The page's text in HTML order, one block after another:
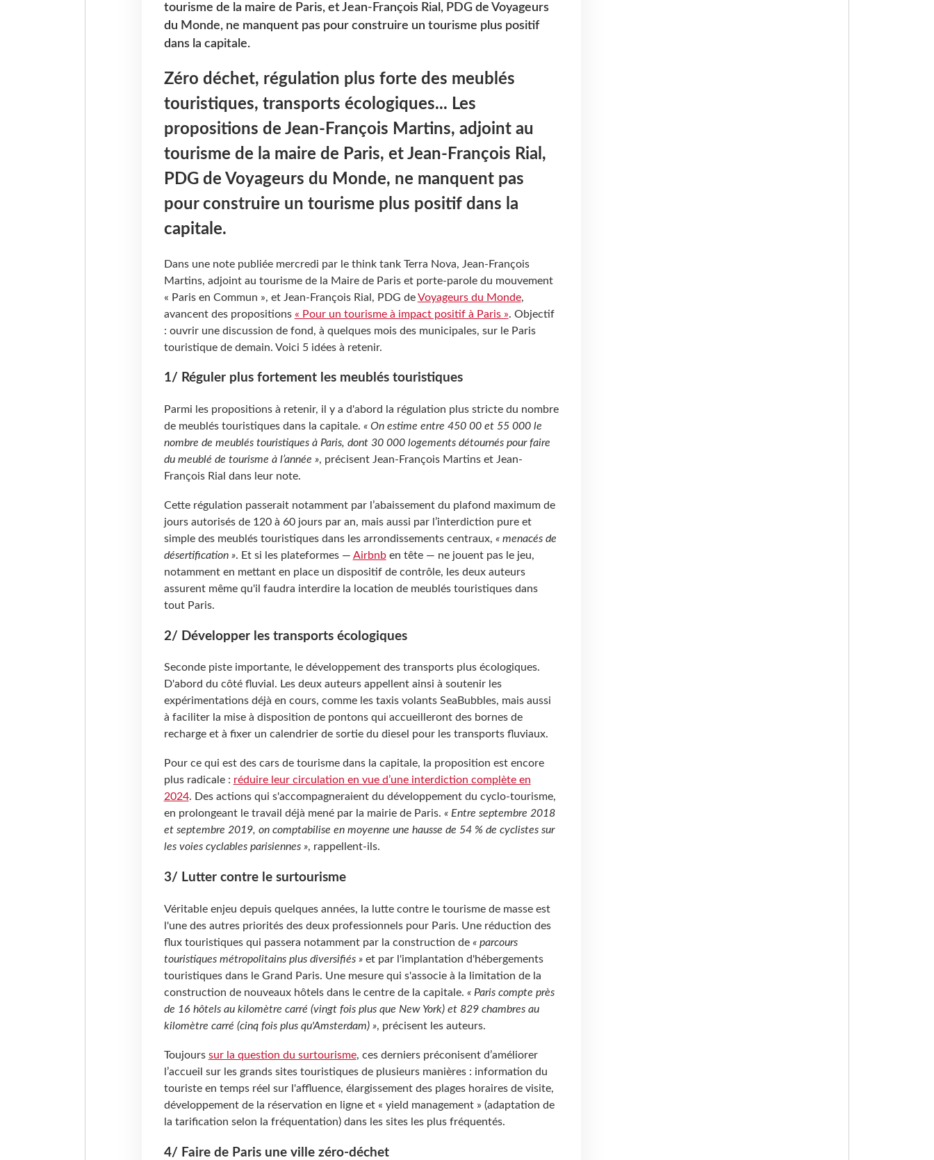
tourisme de la maire de Paris, et Jean-François Rial, PDG de Voyageurs
du Monde, ne manquent pas pour construire un tourisme plus positif
dans la capitale.
Zéro déchet, régulation plus forte des meublés
touristiques, transports écologiques... Les
propositions de Jean-François Martins, adjoint au
tourisme de la maire de Paris, et Jean-François Rial,
PDG de Voyageurs du Monde, ne manquent pas
pour construire un tourisme plus positif dans la
capitale.
Dans une note publiée mercredi par le think tank Terra Nova, Jean-François
Martins, adjoint au tourisme de la Maire de Paris et porte-parole du mouvement
« Paris en Commun », et Jean-François Rial, PDG deVoyageurs du Monde,
avancent des propositions « Pour un tourisme à impact positif à Paris ». Objectif
: ouvrir une discussion de fond, à quelques mois des municipales, sur le Paris
touristique de demain. Voici 5 idées à retenir.
1/ Réguler plus fortement les meublés touristiques
Parmi les propositions à retenir, il y a d'abord la régulation plus stricte du nombre
de meublés touristiques dans la capitale. « On estime entre 450 00 et 55 000 le
nombre de meublés touristiques à Paris, dont 30 000 logements détournés pour faire
du meublé de tourisme à l’année », précisent Jean-François Martins et Jean-
François Rial dans leur note.
Cette régulation passerait notamment par l’abaissement du plafond maximum de
jours autorisés de 120 à 60 jours par an, mais aussi par l’interdiction pure et
simple des meublés touristiques dans les arrondissements centraux, « menacés de
désertification ». Et si les plateformes — Airbnben tête — ne jouent pas le jeu,
notamment en mettant en place un dispositif de contrôle, les deux auteurs
assurent même qu'il faudra interdire la location de meublés touristiques dans
tout Paris.
2/ Développer les transports écologiques
Seconde piste importante, le développement des transports plus écologiques.
D'abord du côté fluvial. Les deux auteurs appellent ainsi à soutenir les
expérimentations déjà en cours, comme les taxis volants SeaBubbles, mais aussi
à faciliter la mise à disposition de pontons qui accueilleront des bornes de
recharge et à fixer un calendrier de sortie du diesel pour les transports fluviaux.
Pour ce qui est des cars de tourisme dans la capitale, la proposition est encore
plus radicale : réduire leur circulation en vue d’une interdiction complète en
2024. Des actions qui s'accompagneraient du développement du cyclo-tourisme,
en prolongeant le travail déjà mené par la mairie de Paris. « Entre septembre 2018
et septembre 2019, on comptabilise en moyenne une hausse de 54 % de cyclistes sur
les voies cyclables parisiennes », rappellent-ils.
3/ Lutter contre le surtourisme
Véritable enjeu depuis quelques années, la lutte contre le tourisme de masse est
l'une des autres priorités des deux professionnels pour Paris. Une réduction des
flux touristiques qui passera notamment par la construction de « parcours
touristiques métropolitains plus diversifiés »et par l'implantation d'hébergements
touristiques dans le Grand Paris. Une mesure qui s'associe à la limitation de la
construction de nouveaux hôtels dans le centre de la capitale. « Paris compte près
de 16 hôtels au kilomètre carré (vingt fois plus que New York) et 829 chambres au
kilomètre carré (cinq fois plus qu'Amsterdam) », précisent les auteurs.
Toujours sur la question du surtourisme, ces derniers préconisent d’améliorer
l’accueil sur les grands sites touristiques de plusieurs manières : information du
touriste en temps réel sur l'affluence, élargissement des plages horaires de visite,
développement de la réservation en ligne et « yield management » (adaptation de
la tarification selon la fréquentation) dans les sites les plus fréquentés.
4/ Faire de Paris une ville zéro-déchet